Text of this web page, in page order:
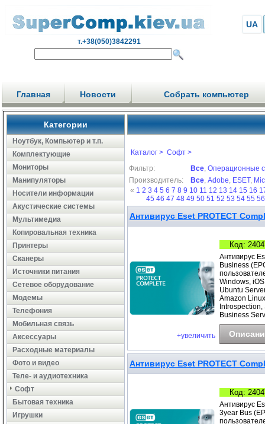
т.+38(050)3842291
UA
Главная Новости Собрать компьютер
Категории
Ноутбук, Компьютер и т.п.
Комплектующие
Мониторы
Манипуляторы
Носители информации
Акустические системы
Мультимедиа
Копировальная техника
Принтеры
Сканеры
Источники питания
Сетевое оборудование
Модемы
Телефония
Мобильная связь
Аксессуары
Расходные материалы
Фото и видео
Теле- и аудиотехника
Софт
Бытовая техника
Игрушки
Каталог > Софт >
Фильтр:
Все, Операционные
Производитель:
Все, Adobe, ESET,
« 1 2 3 4 5 6 7 8 9 10 11 12 13 14 15 16
45 46 47 48 49 50 51 52 53 54 55
Антивирус Eset PROTECT
+увеличить
Код:
Антивирус
Business
Windows,
Ubuntu
Amazon
Business
Антивирус Eset PROTECT
Код:
Антивирус
3year Bus